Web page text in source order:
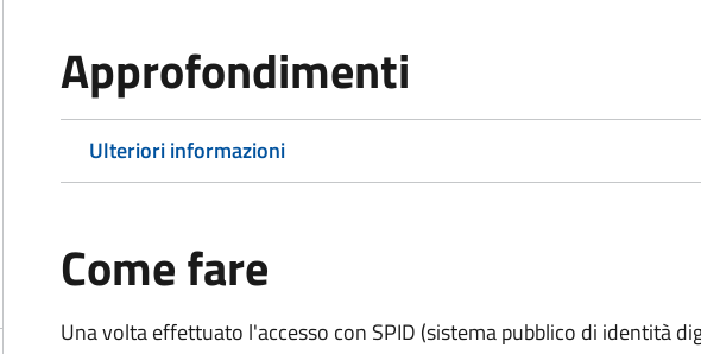
Approfondimenti
Ulteriori informazioni
Come fare
Una volta effettuato l'accesso con SPID (sistema pubblico di identità